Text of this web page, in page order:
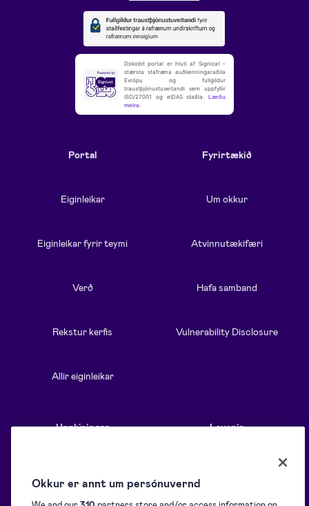
Dokobit portal er hluti af Signicat -
stærsta stafræna auðkenningaraðila
Evrópu og fullgildur
traustþjónustuveitandi sem uppfyllir
ISO/27001 og eIDAS staðla. Lærðu
meira.
Portal
Eiginleikar
Eiginleikar fyrir teymi
Verð
Rekstur kerfis
Allir eiginleikar
Fyrirtækið
Um okkur
Atvinnutækifæri
Hafa samband
Vulnerability Disclosure
Upplýsingar Lausnir
Okkur er annt um persónuvernd